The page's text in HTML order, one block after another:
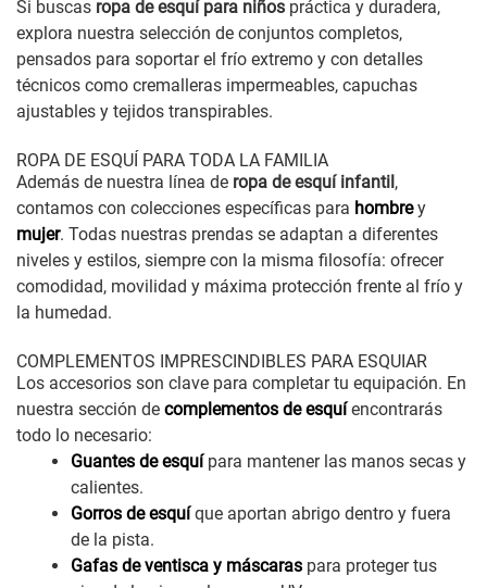
Si buscas ropa de esquí para niños práctica y duradera,
explora nuestra selección de conjuntos completos,
pensados para soportar el frío extremo y con detalles
técnicos como cremalleras impermeables, capuchas
ajustables y tejidos transpirables.
ROPA DE ESQUÍ PARA TODA LA FAMILIA
Además de nuestra línea de ropa de esquí infantil,
contamos con colecciones específicas para hombrey
mujer. Todas nuestras prendas se adaptan a diferentes
niveles y estilos, siempre con la misma filosofía: ofrecer
comodidad, movilidad y máxima protección frente al frío y
la humedad.
COMPLEMENTOS IMPRESCINDIBLES PARA ESQUIAR
Los accesorios son clave para completar tu equipación. En
nuestra sección de complementos de esquíencontrarás
todo lo necesario:
Guantes de esquípara mantener las manos secas y
calientes.
Gorros de esquíque aportan abrigo dentro y fuera
de la pista.
Gafas de ventisca y máscaras para proteger tus